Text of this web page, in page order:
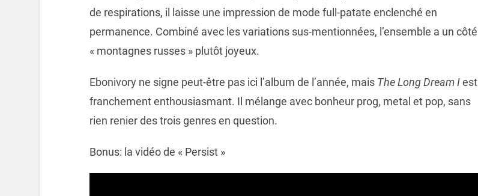
de respirations, il laisse une impression de mode full-patate enclenché en
permanence. Combiné avec les variations sus-mentionnées, l’ensemble a un côté
« montagnes russes » plutôt joyeux.
Ebonivory ne signe peut-être pas ici l’album de l’année, mais The Long Dream Iest
franchement enthousiasmant. Il mélange avec bonheur prog, metal et pop, sans
rien renier des trois genres en question.
Bonus: la vidéo de « Persist »